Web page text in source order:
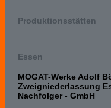
Produktionsstätten
Essen
MOGAT-Werke Adolf
Zweigniederlassung
Nachfolger - GmbH